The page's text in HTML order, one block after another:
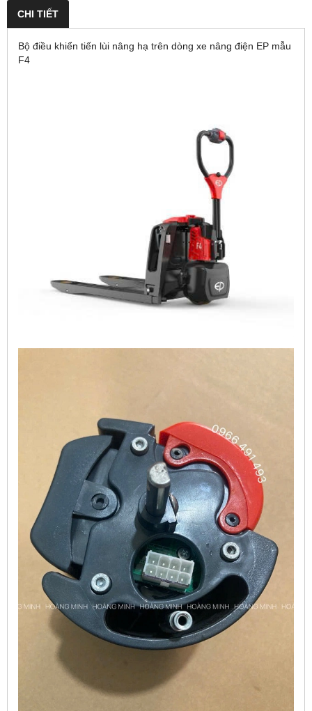
CHI TIẾT
Bộ điều khiển tiến lùi nâng hạ trên dòng xe nâng điện EP mẫu
F4